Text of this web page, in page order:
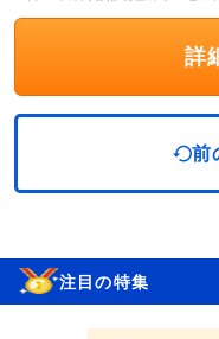
詳
前
注目の特集